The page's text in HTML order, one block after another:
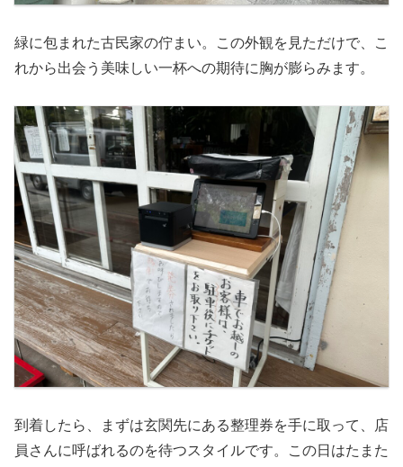
緑に包まれた古民家の佇まい。この外観を見ただけで、こ
れから出会う美味しい一杯への期待に胸が膨らみます。
到着したら、まずは玄関先にある整理券を手に取って、店
員さんに呼ばれるのを待つスタイルです。この日はたまた